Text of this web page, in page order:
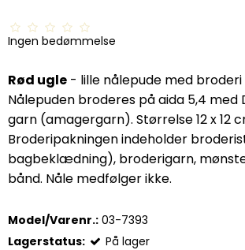
Ingen bedømmelse
Rød ugle - lille nålepude med broderi
Nålepuden broderes på aida 5,4 med
garn (amagergarn). Størrelse 12 x 12
Broderipakningen indeholder
bagbeklædning), broderigarn,
bånd. Nåle medfølger ikke.
Model/Varenr.: 03-7393
Lagerstatus:
På lager